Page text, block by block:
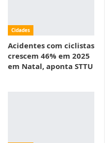
Cidades
Acidentes com ciclistas
crescem 46% em 2025
em Natal, aponta STTU